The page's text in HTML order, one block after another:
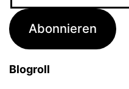
Adresse
Abonnieren
Blogroll